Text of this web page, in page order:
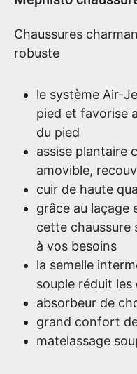
Chaussures
robuste
le système Air-
pied et favorise
du pied
assise plantaire
amovible,
cuir de haute
grâce au laçage
cette chaussure
à vos besoins
la semelle
souple réduit
absorbeur de
grand confort
matelassage